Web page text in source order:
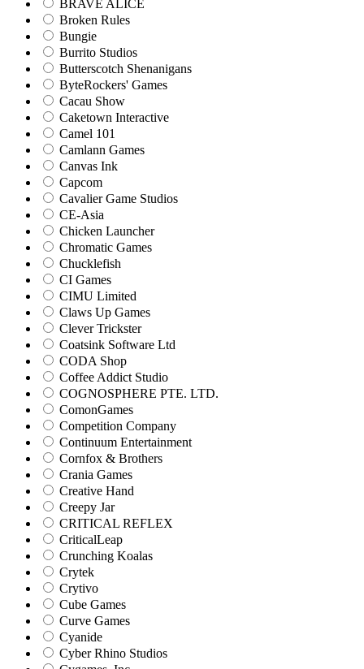
BRAVE ALICE
Broken Rules
Bungie
Burrito Studios
Butterscotch Shenanigans
ByteRockers' Games
Cacau Show
Caketown Interactive
Camel 101
Camlann Games
Canvas Ink
Capcom
Cavalier Game Studios
CE-Asia
Chicken Launcher
Chromatic Games
Chucklefish
CI Games
CIMU Limited
Claws Up Games
Clever Trickster
Coatsink Software Ltd
CODA Shop
Coffee Addict Studio
COGNOSPHERE PTE. LTD.
ComonGames
Competition Company
Continuum Entertainment
Cornfox & Brothers
Crania Games
Creative Hand
Creepy Jar
CRITICAL REFLEX
CriticalLeap
Crunching Koalas
Crytek
Crytivo
Cube Games
Curve Games
Cyanide
Cyber Rhino Studios